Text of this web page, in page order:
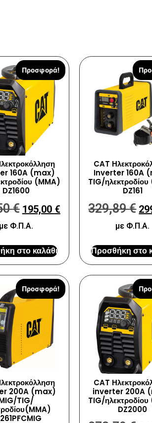
Προσφορά!
160A (max)
(MMA)
DZ1600
€ 195,00 €
με Φ.Π.Α.
στο καλάθι
CAT
Inverter 160A
TIG/
DZ161
329,89€
με Φ.Π.Α.
Προσθήκη στο
Προσφορά!
200A (max)
TIG/
CAT
inverter 200A
TIG/
DZ2000